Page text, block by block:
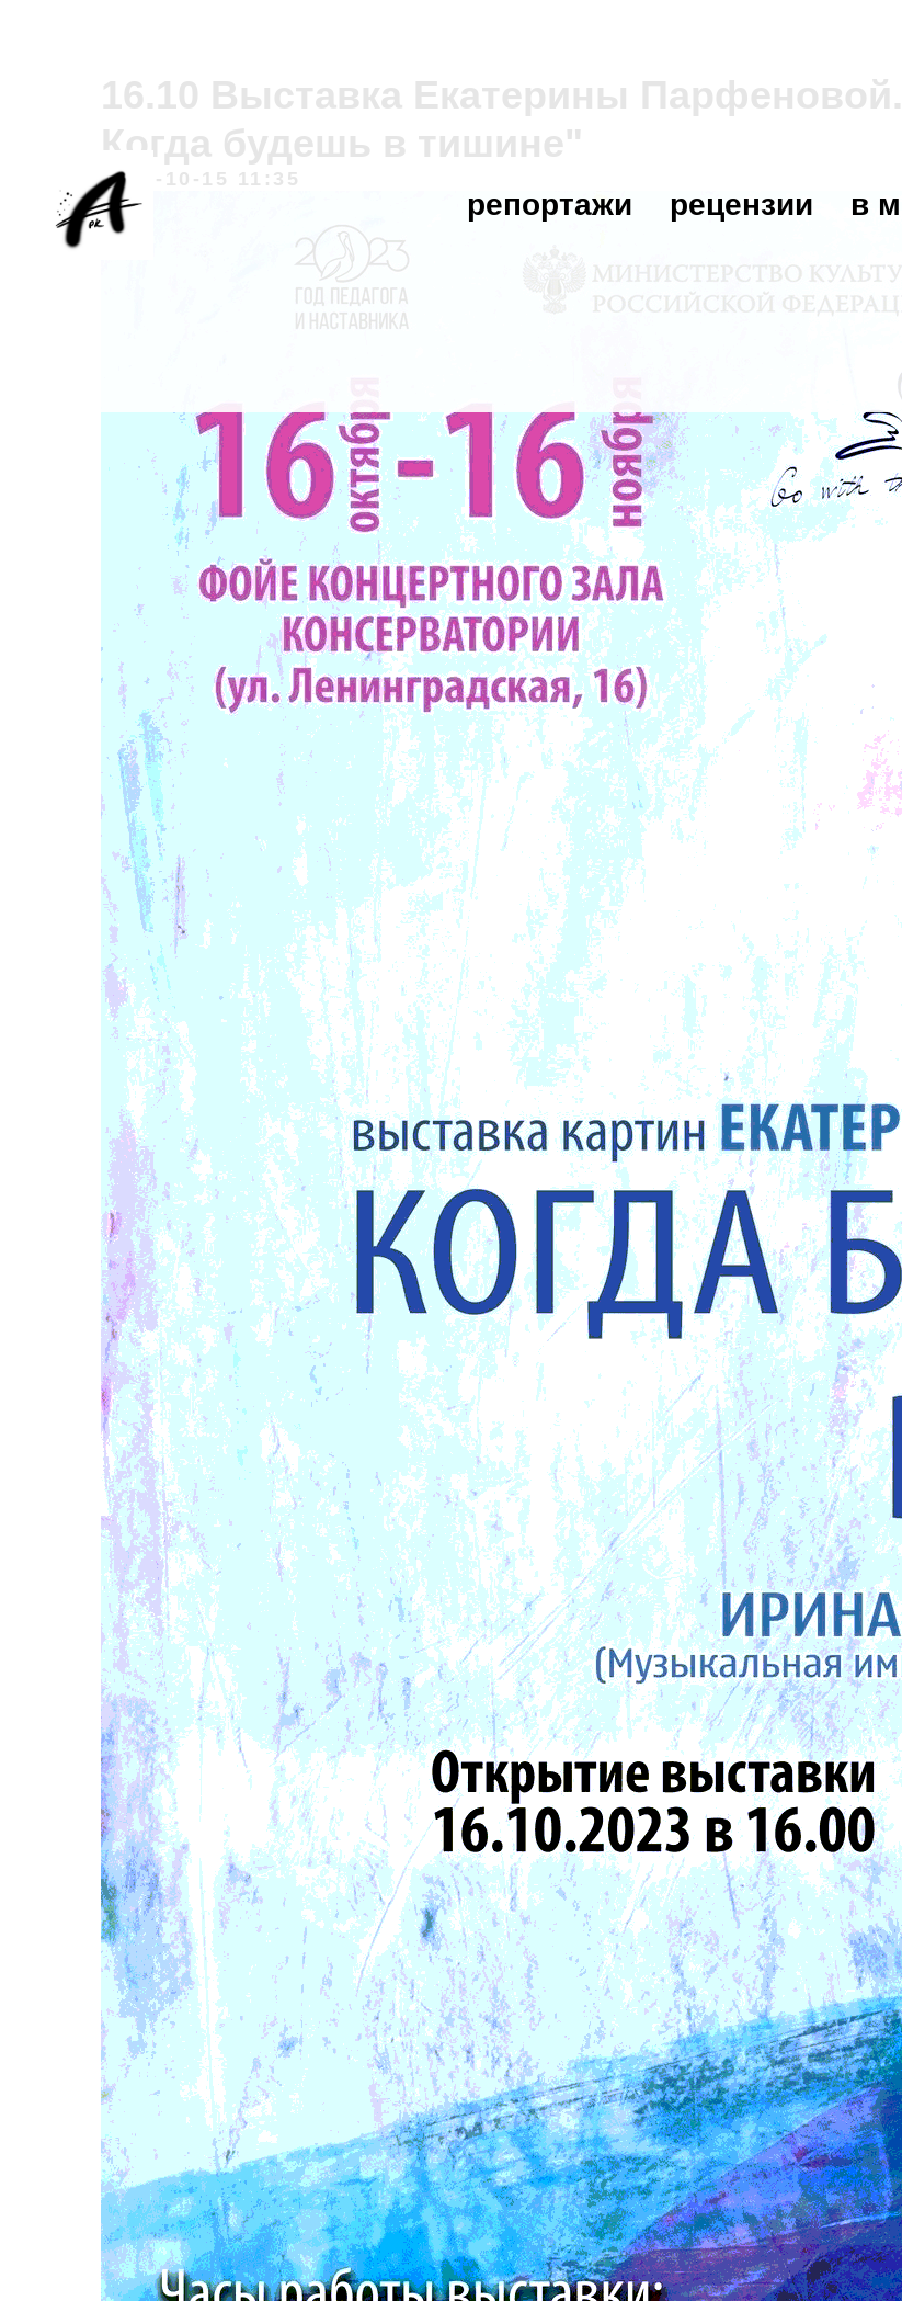
репортажи рецензии в
16.10 Выставка Екатерины
Когда будешь в тишине"
2023-10-15 11:35